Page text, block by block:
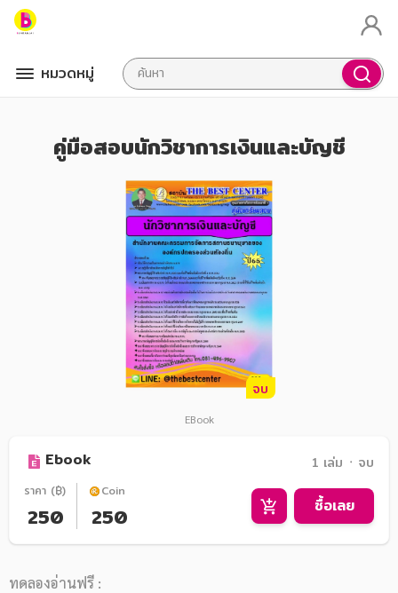
หมวดหมู่
คู่มือสอบนักวิชาการเงินและบัญชี
จบ
EBook
Ebook 1 เล่ม ᛫ จบ
ราคา (฿)
250
Coin
250 ซื้อเลย
ทดลองอ่านฟรี :